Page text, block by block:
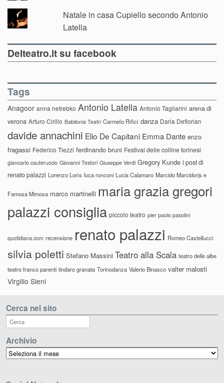
Natale in casa Cupiello secondo Antonio
Latella
Delteatro.it su facebook
Tags
Anagoor anna netrebko Antonio Latella Antonio Tagliarini arena di
verona Arturo Cirillo Babilonia Teatri Carmelo Rifici danza Daria Deflorian
davide annachini Elio De Capitani Emma Dante enzo
fragassi Federico Tiezzi ferdinando bruni Festival delle colline torinesi
giancarlo cauteruccio Giovanni Testori Giuseppe Verdi Gregory Kunde i post di
renato palazzi Lorenzo Loris luca ronconi Lucia Calamaro Marcido Marcidorjs e
Famosa Mimosa marco martinelli maria grazia gregori
palazzi consiglia piccolo teatro pier paolo pasolini
quotidiana.com recensione renato palazzi Romeo Castellucci
silvia poletti Stefano Massini Teatro alla Scala teatro delle albe
teatro franco parenti tindaro granata Torinodanza Valerio Binasco valter malosti
Virgilio Sieni
Cerca nel sito
Archivio
Archivio